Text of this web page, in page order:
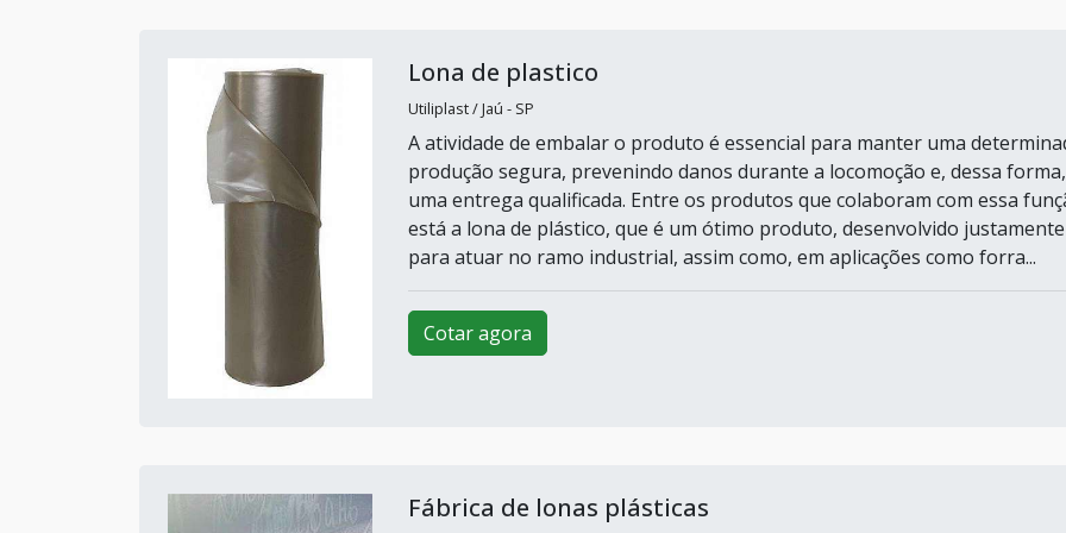
Lona de plastico
Utiliplast / Jaú - SP
A atividade de embalar o produto é essencial para manter uma
produção segura, prevenindo danos durante a locomoção e, dessa forma,
uma entrega qualificada. Entre os produtos que colaboram com essa
está a lona de plástico, que é um ótimo produto, desenvolvido justamente
para atuar no ramo industrial, assim como, em aplicações como forra...
Cotar agora
Fábrica de lonas plásticas